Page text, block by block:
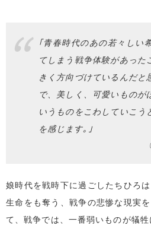
｢青春時代のあの若々しい
てしまう戦争体験があっ
きく方向づけているんだ
で、美しく、可愛いものが
いうものをこわしていこう
を感じます｡｣
娘時代を戦時下に過ごしたちひろ
生命をも奪う、戦争の悲惨な現実
て、戦争では、一番弱いものが犠牲